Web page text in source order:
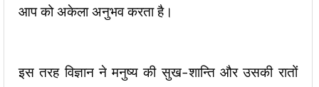
आप को अकेला अनुभव करता है।
इस तरह विज्ञान ने मनुष्य की सुख-शान्ति और उसकी रातों